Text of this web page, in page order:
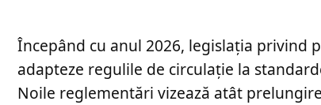
Începând cu anul 2026, legislația privind
adapteze regulile de circulație la
Noile reglementări vizează atât